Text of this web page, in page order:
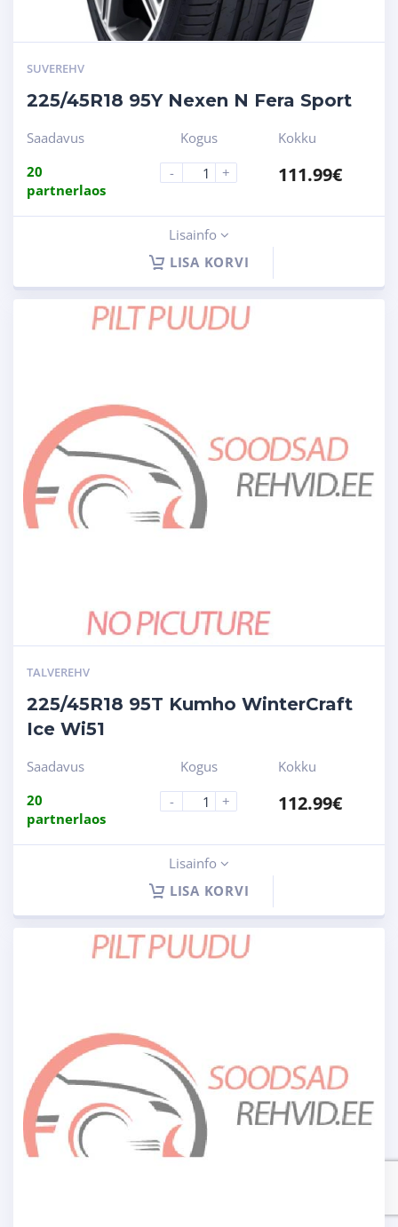
SUVEREHV
225/45R18 95Y Nexen N Fera Sport
Saadavus
20
partnerlaos
Kogus
-
+
Kokku
111.99€
Lisainfo
LISA KORVI
TALVEREHV
225/45R18 95T Kumho WinterCraft
Ice Wi51
Saadavus
20
partnerlaos
Kogus
-
+
Kokku
112.99€
Lisainfo
LISA KORVI